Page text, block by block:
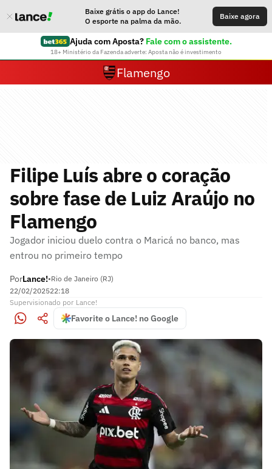
Baixe grátis o app do Lance!
O esporte na palma da mão.
Baixe agora
Ajuda com Aposta? Fale com o assistente.
18+ Ministério da Fazenda adverte: Aposta não é investimento
Flamengo
Filipe Luís abre o coração
sobre fase de Luiz Araújo no
Flamengo
Jogador iniciou duelo contra o Maricá no banco, mas
entrou no primeiro tempo
PorLance!•Rio de Janeiro (RJ)
22/02/202522:18
Supervisionado por Lance!
Favorite o Lance! no Google